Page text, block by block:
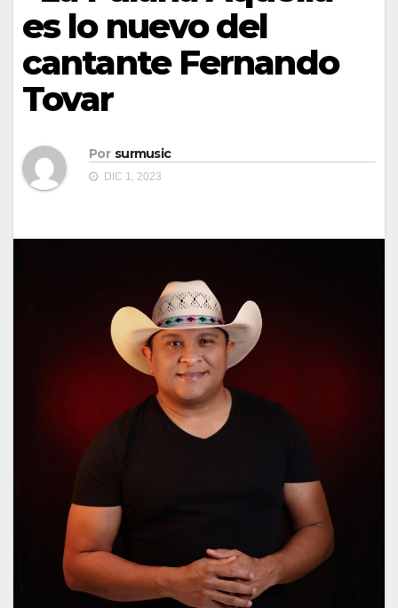
es lo nuevo del
cantante Fernando
Tovar
Por surmusic
DIC 1, 2023